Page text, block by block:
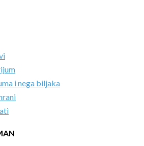
i nega biljaka